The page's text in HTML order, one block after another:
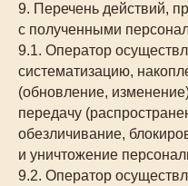
9. Перечень действий,
с полученными
9.1. Оператор
систематизацию,
(обновление,
передачу
обезличивание,
и уничтожение
9.2. Оператор